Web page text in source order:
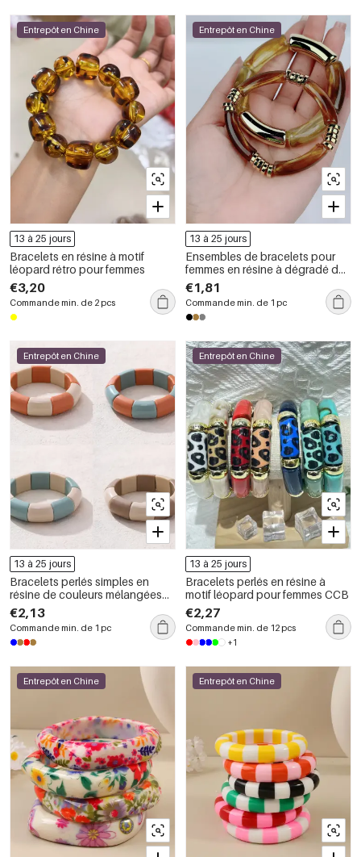
Entrepôt en Chine
13 à 25 jours
Bracelets en résine à motif
léopard rétro pour femmes
€3,20
Commande min. de 2 pcs
Entrepôt en Chine
13 à 25 jours
Ensembles de bracelets pour
femmes en résine à dégradé de
couleurs rétro CCB
€1,81
Commande min. de 1 pc
Entrepôt en Chine
13 à 25 jours
Bracelets perlés simples en
résine de couleurs mélangées
pour femmes
€2,13
Commande min. de 1 pc
Entrepôt en Chine
13 à 25 jours
Bracelets perlés en résine à
motif léopard pour femmes CCB
€2,27
Commande min. de 12 pcs
+1
Entrepôt en Chine Entrepôt en Chine